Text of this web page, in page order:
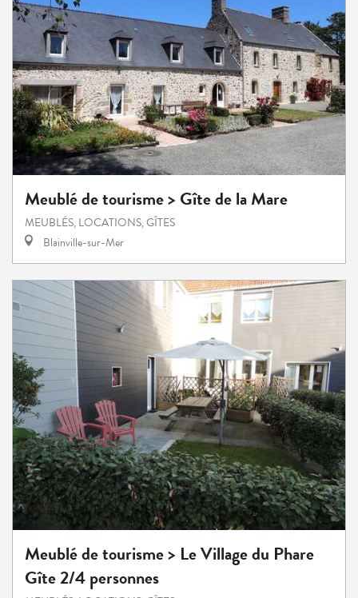
Meublé de tourisme > Gîte de la Mare
MEUBLÉS, LOCATIONS, GÎTES
Blainville-sur-Mer
Meublé de tourisme > Le Village du Phare
Gîte 2/4 personnes